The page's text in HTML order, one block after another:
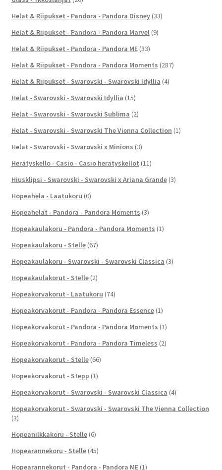
Helat & Riipukset - Pandora - Pandora Disney (33)
Helat & Riipukset - Pandora - Pandora Marvel (9)
Helat & Riipukset - Pandora - Pandora ME (33)
Helat & Riipukset - Pandora - Pandora Moments (287)
Helat & Riipukset - Swarovski - Swarovski Idyllia (4)
Helat - Swarovski - Swarovski Idyllia (15)
Helat - Swarovski - Swarovski Sublima (2)
Helat - Swarovski - Swarovski The Vienna Collection (1)
Helat - Swarovski - Swarovski x Minions (3)
Herätyskello - Casio - Casio herätyskellot (11)
Hiusklipsi - Swarovski - Swarovski x Ariana Grande (3)
Hopeahela - Laatukoru (0)
Hopeahelat - Pandora - Pandora Moments (3)
Hopeakaulakoru - Pandora - Pandora Moments (1)
Hopeakaulakoru - Stelle (67)
Hopeakaulakoru - Swarovski - Swarovski Classica (3)
Hopeakaulakorut - Stelle (2)
Hopeakorvakorut - Laatukoru (74)
Hopeakorvakorut - Pandora - Pandora Essence (1)
Hopeakorvakorut - Pandora - Pandora Moments (1)
Hopeakorvakorut - Pandora - Pandora Timeless (2)
Hopeakorvakorut - Stelle (66)
Hopeakorvakorut - Stepp (1)
Hopeakorvakorut - Swarovski - Swarovski Classica (4)
Hopeakorvakorut - Swarovski - Swarovski The Vienna Collection
(3)
Hopeanilkkakoru - Stelle (6)
Hopearannekoru - Stelle (45)
Hopearannekorut - Pandora - Pandora ME (1)